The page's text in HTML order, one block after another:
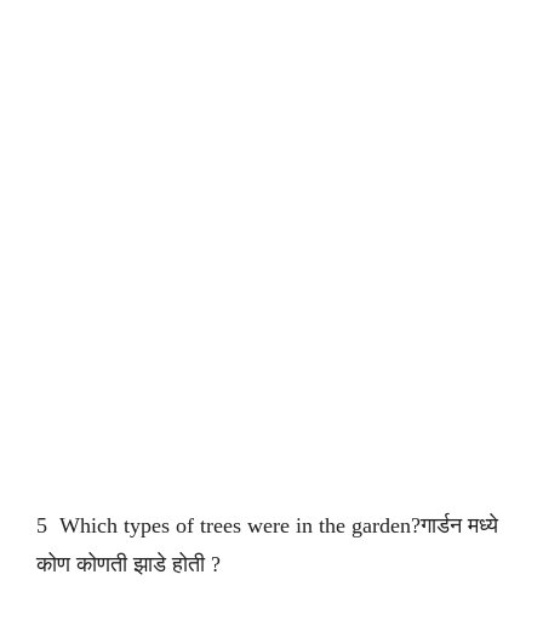
5 Which types of trees were in the garden?गार्डन मध्ये
कोण कोणती झाडे होती ?